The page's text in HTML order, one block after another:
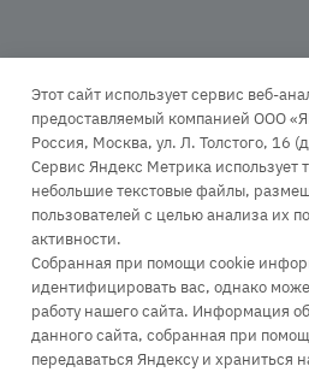
+7 (499) 110-63-99
Заказать звонок
infopk@iile.ru
111396, Москва, Зеленый
115035, Москва,
111024, Москва, ул.
Этот сайт использует сервис веб-
предоставляемый компанией ООО
Россия, Москва, ул. Л. Толстого, 16
Сервис Яндекс Метрика использует
небольшие текстовые файлы,
пользователей с целью анализа их
активности.
Собранная при помощи cookie
идентифицировать вас, однако
работу нашего сайта. Информация
данного сайта, собранная при
передаваться Яндексу и храниться